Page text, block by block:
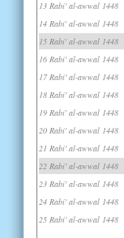
13 Rabi' al-awwal 1448
14 Rabi' al-awwal 1448
15 Rabi' al-awwal 1448
16 Rabi' al-awwal 1448
17 Rabi' al-awwal 1448
18 Rabi' al-awwal 1448
19 Rabi' al-awwal 1448
20 Rabi' al-awwal 1448
21 Rabi' al-awwal 1448
22 Rabi' al-awwal 1448
23 Rabi' al-awwal 1448
24 Rabi' al-awwal 1448
25 Rabi' al-awwal 1448